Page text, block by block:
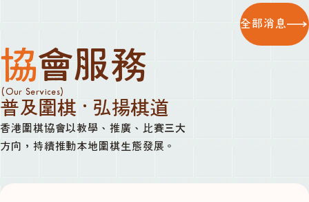
全部消息
協會服務
(Our Services)
普及圍棋 · 弘揚棋道
香港圍棋協會以教學、推廣、比賽三大
方向，持續推動本地圍棋生態發展。